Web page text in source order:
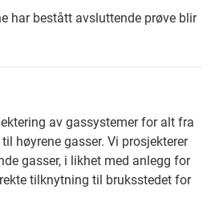
har bestått avsluttende prøve blir
av gassystemer for alt fra
høyrene gasser. Vi prosjekterer
gasser, i likhet med anlegg for
tilknytning til bruksstedet for